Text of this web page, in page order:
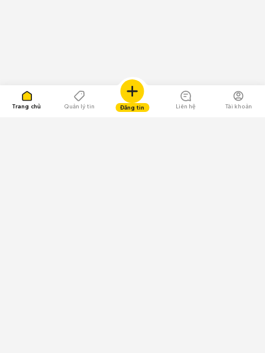
Trang chủ Quản lý tin Đăng tin Liên hệ Tài khoản